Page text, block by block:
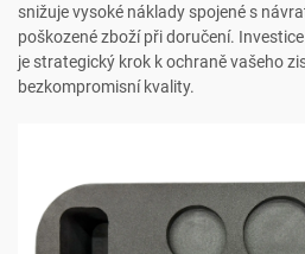
snižuje vysoké náklady spojené s
poškozené zboží při doručení.
je strategický krok k ochraně vašeho
bezkompromisní kvality.